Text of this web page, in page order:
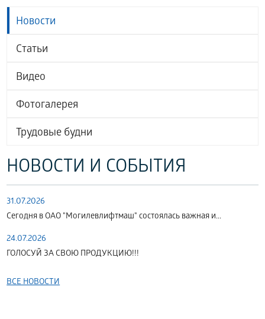
Новости
Статьи
Видео
Фотогалерея
Трудовые будни
НОВОСТИ И СОБЫТИЯ
31.07.2026
Сегодня в ОАО "Могилевлифтмаш" состоялась важная и...
24.07.2026
ГОЛОСУЙ ЗА СВОЮ ПРОДУКЦИЮ!!!
ВСЕ НОВОСТИ